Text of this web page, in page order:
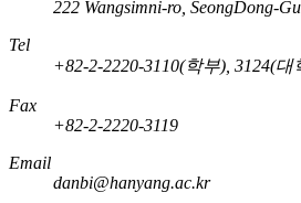
222 Wangsimni-ro, SeongDong-
Tel
+82-2-2220-3110(학부), 3124(대
Fax
+82-2-2220-3119
Email
danbi@hanyang.ac.kr